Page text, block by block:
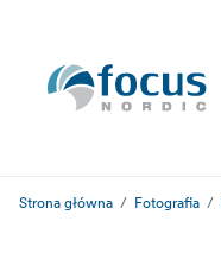
Strona główna Fotografia